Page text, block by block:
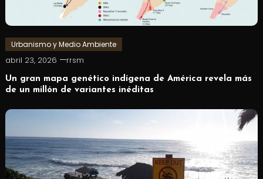
Urbanismo y Medio Ambiente
abril 23, 2026 rrsm
Un gran mapa genético indígena de América revela más
de un millón de variantes inéditas